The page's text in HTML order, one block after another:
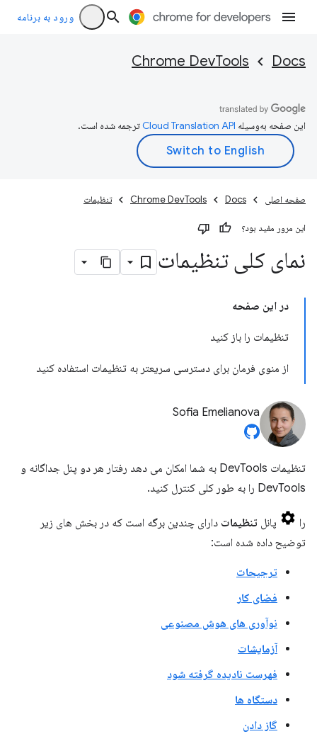
ورود به برنامه
Docs
Chrome DevTools
این صفحه به‌وسیله ترجمه شده است.
صفحه اصلی Docs
Chrome DevTools تنظیمات
این مرور مفید بود؟
نمای کلی تنظیمات
در این صفحه
تنظیمات را باز کنید
از منوی فرمان برای دسترسی سریعتر به تنظیمات استفاده کنید
Sofia Emelianova
تنظیمات DevTools به شما امکان می دهد رفتار هر دو پنل جداگانه و
DevTools را به طور کلی کنترل کنید.
را پانل تنظیمات دارای چندین برگه است که در بخش های زیر
توضیح داده شده است:
ترجیحات
فضای کار
نوآوری های هوش مصنوعی
آزمایشات
فهرست نادیده گرفته شود
دستگاه ها
گاز دادن